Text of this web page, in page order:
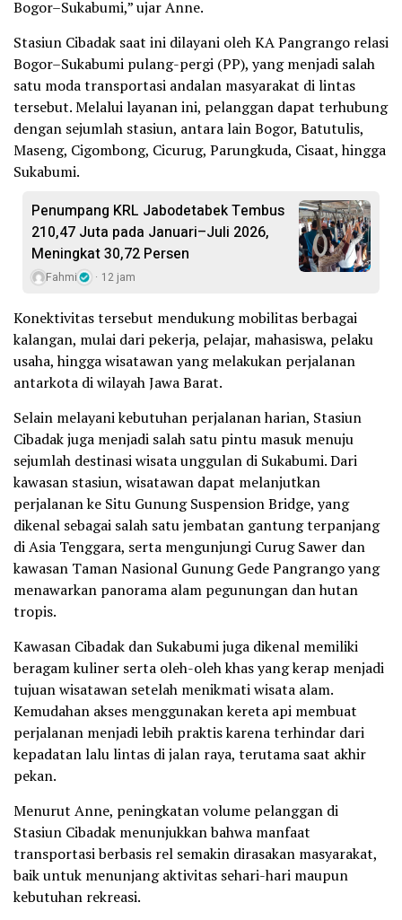
Bogor–Sukabumi,” ujar Anne.
Stasiun Cibadak saat ini dilayani oleh KA Pangrango relasi
Bogor–Sukabumi pulang-pergi (PP), yang menjadi salah
satu moda transportasi andalan masyarakat di lintas
tersebut. Melalui layanan ini, pelanggan dapat terhubung
dengan sejumlah stasiun, antara lain Bogor, Batutulis,
Maseng, Cigombong, Cicurug, Parungkuda, Cisaat, hingga
Sukabumi.
Penumpang KRL Jabodetabek Tembus
210,47 Juta pada Januari–Juli 2026,
Meningkat 30,72 Persen
Fahmi 12 jam
Konektivitas tersebut mendukung mobilitas berbagai
kalangan, mulai dari pekerja, pelajar, mahasiswa, pelaku
usaha, hingga wisatawan yang melakukan perjalanan
antarkota di wilayah Jawa Barat.
Selain melayani kebutuhan perjalanan harian, Stasiun
Cibadak juga menjadi salah satu pintu masuk menuju
sejumlah destinasi wisata unggulan di Sukabumi. Dari
kawasan stasiun, wisatawan dapat melanjutkan
perjalanan ke Situ Gunung Suspension Bridge, yang
dikenal sebagai salah satu jembatan gantung terpanjang
di Asia Tenggara, serta mengunjungi Curug Sawer dan
kawasan Taman Nasional Gunung Gede Pangrango yang
menawarkan panorama alam pegunungan dan hutan
tropis.
Kawasan Cibadak dan Sukabumi juga dikenal memiliki
beragam kuliner serta oleh-oleh khas yang kerap menjadi
tujuan wisatawan setelah menikmati wisata alam.
Kemudahan akses menggunakan kereta api membuat
perjalanan menjadi lebih praktis karena terhindar dari
kepadatan lalu lintas di jalan raya, terutama saat akhir
pekan.
Menurut Anne, peningkatan volume pelanggan di
Stasiun Cibadak menunjukkan bahwa manfaat
transportasi berbasis rel semakin dirasakan masyarakat,
baik untuk menunjang aktivitas sehari-hari maupun
kebutuhan rekreasi.